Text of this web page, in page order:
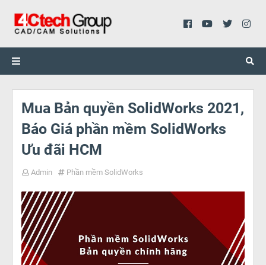
Mua Bản quyền SolidWorks 2021,
Báo Giá phần mềm SolidWorks
Ưu đãi HCM
Admin Phần mềm SolidWorks